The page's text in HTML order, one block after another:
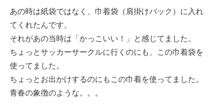
あの時は紙袋ではなく、巾着袋（肩掛けバック）に入れ
てくれたんです。
それがあの当時は「かっこいい！」と感じてました。
ちょっとサッカーサークルに行くのにも、この巾着袋を
使ってました。
ちょっとお出かけするのにもこの巾着を使ってました。
青春の象徴のような。。。